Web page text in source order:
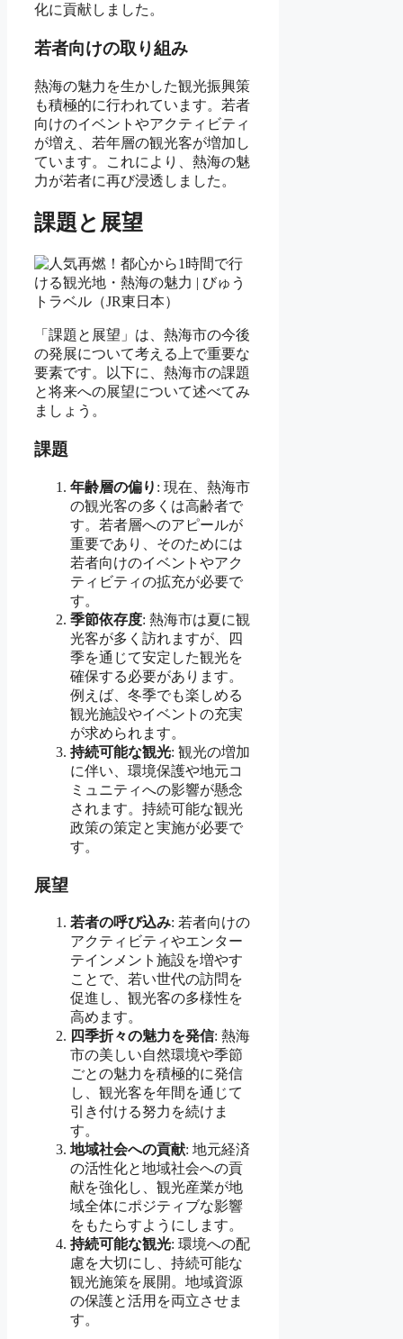
化に貢献しました。
若者向けの取り組み
熱海の魅力を生かした観光振興策
も積極的に行われています。若者
向けのイベントやアクティビティ
が増え、若年層の観光客が増加し
ています。これにより、熱海の魅
力が若者に再び浸透しました。
課題と展望
「課題と展望」は、熱海市の今後
の発展について考える上で重要な
要素です。以下に、熱海市の課題
と将来への展望について述べてみ
ましょう。
課題
年齢層の偏り : 現在、熱海市
の観光客の多くは高齢者で
す。若者層へのアピールが
重要であり、そのためには
若者向けのイベントやアク
ティビティの拡充が必要で
す。
季節依存度: 熱海市は夏に観
光客が多く訪れますが、四
季を通じて安定した観光を
確保する必要があります。
例えば、冬季でも楽しめる
観光施設やイベントの充実
が求められます。
持続可能な観光: 観光の増加
に伴い、環境保護や地元コ
ミュニティへの影響が懸念
されます。持続可能な観光
政策の策定と実施が必要で
す。
展望
若者の呼び込み: 若者向けの
アクティビティやエンター
テインメント施設を増やす
ことで、若い世代の訪問を
促進し、観光客の多様性を
高めます。
四季折々の魅力を発信: 熱海
市の美しい自然環境や季節
ごとの魅力を積極的に発信
し、観光客を年間を通じて
引き付ける努力を続けま
す。
地域社会への貢献: 地元経済
の活性化と地域社会への貢
献を強化し、観光産業が地
域全体にポジティブな影響
をもたらすようにします。
持続可能な観光: 環境への配
慮を大切にし、持続可能な
観光施策を展開。地域資源
の保護と活用を両立させま
す。